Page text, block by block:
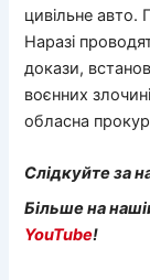
цивільне авто.
Наразі
докази,
воєнних
обласна
Слідкуйте за
Більше на
YouTube!